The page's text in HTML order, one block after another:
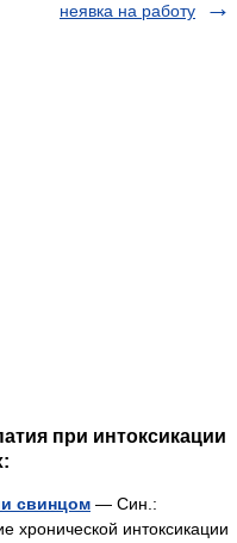
неявка на работу
при интоксикации
свинцом — Син.:
хронической интоксикации